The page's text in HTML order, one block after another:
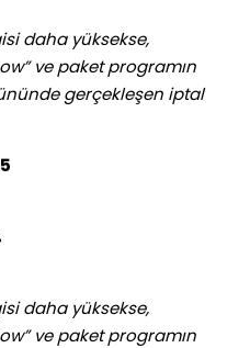
daha yüksekse,
ve paket programın
gerçekleşen iptal
daha yüksekse,
ve paket programın